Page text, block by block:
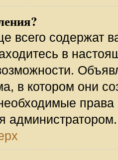
всего
в
в котором они
права
администратором.